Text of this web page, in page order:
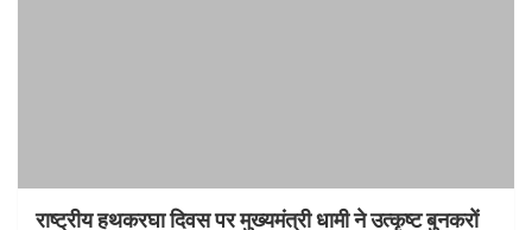
राष्ट्रीय हथकरघा दिवस पर मुख्यमंत्री धामी ने उत्कृष्ट बुनकरों